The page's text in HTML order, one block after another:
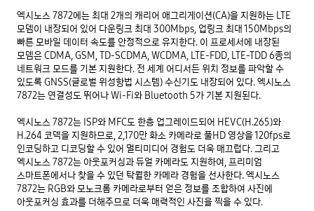
엑시노스 7872에는 최대 2개의 캐리어 애그리게이션(CA)을 지원하는 LTE
모뎀이 내장되어 있어 다운링크 최대 300Mbps, 업링크 최대 150Mbps의
빠른 모바일 데이터 속도를 안정적으로 유지한다. 이 프로세서에 내장된
모뎀은 CDMA, GSM, TD-SCDMA, WCDMA, LTE-FDD, LTE-TDD 6종의
네트워크 모드를 기본 지원한다. 전 세계 어디서든 위치 정보를 파악할 수
있도록 GNSS(글로벌 위성항법 시스템) 수신기도 내장되어 있다. 엑시노스
7872는 연결성도 뛰어나 Wi-Fi와 Bluetooth 5가 기본 지원된다.
엑시노스 7872는 ISP와 MFC도 한층 업그레이드되어 HEVC(H.265)와
H.264 코덱을 지원하므로, 2,170만 화소 카메라로 풀HD 영상을 120fps로
인코딩하고 디코딩할 수 있어 멀티미디어 경험도 더욱 매끄럽다. 그리고
엑시노스 7872는 아웃포커싱과 듀얼 카메라도 지원하여, 프리미엄
스마트폰에서나 찾을 수 있던 탁월한 카메라 경험을 선사한다. 엑시노스
7872는 RGB와 모노크롬 카메라로부터 얻은 정보를 조합하여 사진에
아웃포커싱 효과를 더해주므로 더욱 매력적인 사진을 찍을 수 있다.